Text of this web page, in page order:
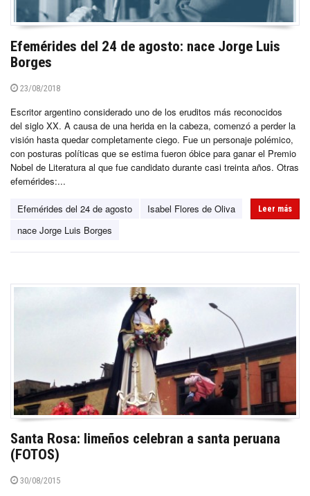
Efemérides del 24 de agosto: nace Jorge Luis
Borges
23/08/2018
Escritor argentino considerado uno de los eruditos más reconocidos
del siglo XX. A causa de una herida en la cabeza, comenzó a perder la
visión hasta quedar completamente ciego. Fue un personaje polémico,
con posturas políticas que se estima fueron óbice para ganar el Premio
Nobel de Literatura al que fue candidato durante casi treinta años. Otras
efemérides:...
Efemérides del 24 de agosto
Isabel Flores de Oliva
nace Jorge Luis Borges
Leer más
Santa Rosa: limeños celebran a santa peruana
(FOTOS)
30/08/2015